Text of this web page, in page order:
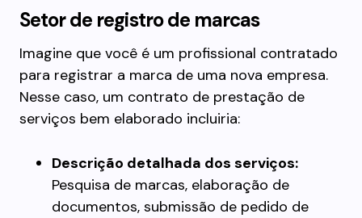
Setor de registro de marcas
Imagine que você é um profissional contratado
para registrar a marca de uma nova empresa.
Nesse caso, um contrato de prestação de
serviços bem elaborado incluiria:
Descrição detalhada dos serviços:
Pesquisa de marcas, elaboração de
documentos, submissão de pedido de